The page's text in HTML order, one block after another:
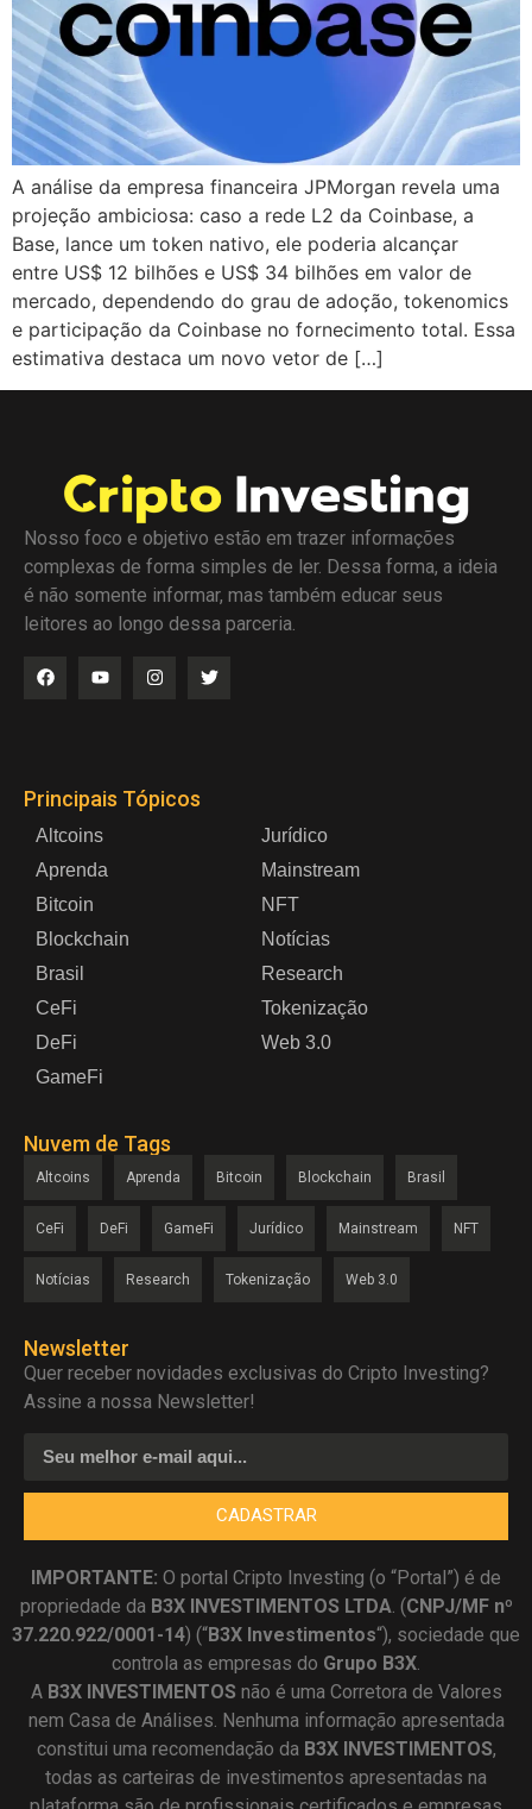
A análise da empresa financeira JPMorgan revela uma
projeção ambiciosa: caso a rede L2 da Coinbase, a
Base, lance um token nativo, ele poderia alcançar
entre US$ 12 bilhões e US$ 34 bilhões em valor de
mercado, dependendo do grau de adoção, tokenomics
e participação da Coinbase no fornecimento total. Essa
estimativa destaca um novo vetor de […]
Nosso foco e objetivo estão em trazer informações
complexas de forma simples de ler. Dessa forma, a ideia
é não somente informar, mas também educar seus
leitores ao longo dessa parceria.
Principais Tópicos
Altcoins
Aprenda
Bitcoin
Blockchain
Brasil
CeFi
DeFi
GameFi
Jurídico
Mainstream
NFT
Notícias
Research
Tokenização
Web 3.0
Nuvem de Tags
Altcoins Aprenda Bitcoin Blockchain Brasil
CeFi DeFi GameFi Jurídico Mainstream NFT
Notícias Research Tokenização Web 3.0
Newsletter
Quer receber novidades exclusivas do Cripto Investing?
Assine a nossa Newsletter!
CADASTRAR
IMPORTANTE: O portal Cripto Investing (o “Portal”) é de
propriedade da B3X INVESTIMENTOS LTDA. (CNPJ/MF nº
37.220.922/0001-14) (“B3X Investimentos“), sociedade que
controla as empresas do Grupo B3X.
A B3X INVESTIMENTOS não é uma Corretora de Valores
nem Casa de Análises. Nenhuma informação apresentada
constitui uma recomendação da B3X INVESTIMENTOS,
todas as carteiras de investimentos apresentadas na